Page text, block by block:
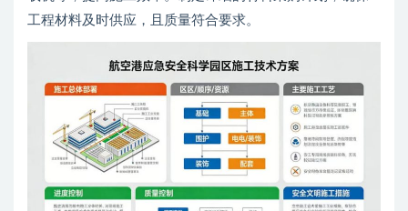
工程材料及时供应，且质量符合要求。